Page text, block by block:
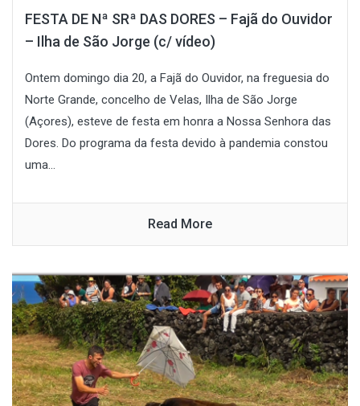
FESTA DE Nª SRª DAS DORES – Fajã do Ouvidor
– Ilha de São Jorge (c/ vídeo)
Ontem domingo dia 20, a Fajã do Ouvidor, na freguesia do
Norte Grande, concelho de Velas, Ilha de São Jorge
(Açores), esteve de festa em honra a Nossa Senhora das
Dores. Do programa da festa devido à pandemia constou
uma...
Read More